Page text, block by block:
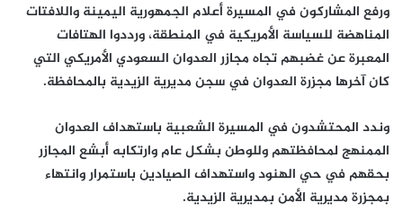
ورفع المشاركون في المسيرة أعلام الجمهورية اليمينة واللافتات
المناهضة للسياسة الأمريكية في المنطقة، ورددوا الهتافات
المعبرة عن غضبهم تجاه مجازر العدوان السعودي الأمريكي التي
كان آخرها مجزرة العدوان في سجن مديرية الزيدية بالمحافظة.
وندد المحتشدون في المسيرة الشعبية باستهداف العدوان
الممنهج لمحافظتهم وللوطن بشكل عام وارتكابه أبشع المجازر
بحقهم في حي الهنود واستهداف الصيادين باستمرار وانتهاء
بمجزرة مديرية الأمن بمديرية الزيدية.